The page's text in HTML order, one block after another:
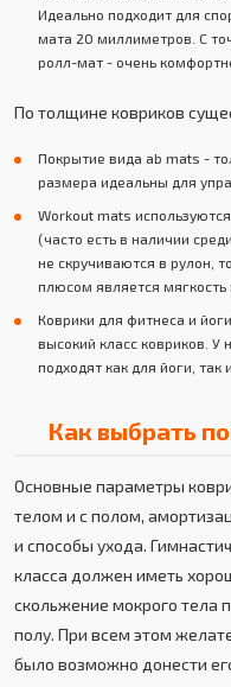
Идеально подходит для
мата 20 миллиметров. С
ролл-мат - очень
По толщине ковриков
Покрытие вида ab mats -
размера идеальны для
Workout mats
(часто есть в наличии
не скручиваются в рулон,
плюсом является мягкость
Коврики для фитнеса и
высокий класс ковриков. У
подходят как для йоги, так
Как выбрать
Основные параметры
телом и с полом,
и способы ухода.
класса должен иметь
скольжение мокрого тела
полу. При всем этом
было возможно донести